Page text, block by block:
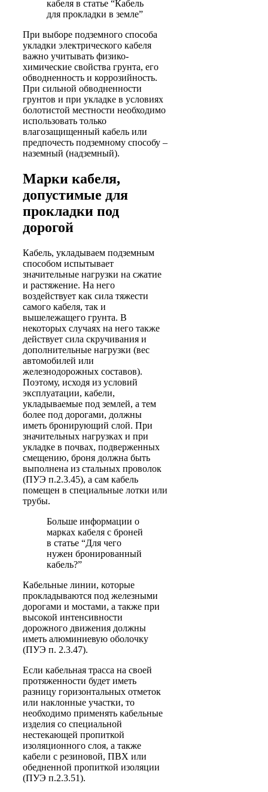
кабеля в статье “Кабель
для прокладки в земле”
При выборе подземного способа
укладки электрического кабеля
важно учитывать физико-
химические свойства грунта, его
обводненность и коррозийность.
При сильной обводненности
грунтов и при укладке в условиях
болотистой местности необходимо
использовать только
влагозащищенный кабель или
предпочесть подземному способу –
наземный (надземный).
Марки кабеля,
допустимые для
прокладки под
дорогой
Кабель, укладываем подземным
способом испытывает
значительные нагрузки на сжатие
и растяжение. На него
воздействует как сила тяжести
самого кабеля, так и
вышележащего грунта. В
некоторых случаях на него также
действует сила скручивания и
дополнительные нагрузки (вес
автомобилей или
железнодорожных составов).
Поэтому, исходя из условий
эксплуатации, кабели,
укладываемые под землей, а тем
более под дорогами, должны
иметь бронирующий слой. При
значительных нагрузках и при
укладке в почвах, подверженных
смещению, броня должна быть
выполнена из стальных проволок
(ПУЭ п.2.3.45), а сам кабель
помещен в специальные лотки или
трубы.
Больше информации о
марках кабеля с броней
в статье “Для чего
нужен бронированный
кабель?”
Кабельные линии, которые
прокладываются под железными
дорогами и мостами, а также при
высокой интенсивности
дорожного движения должны
иметь алюминиевую оболочку
(ПУЭ п. 2.3.47).
Если кабельная трасса на своей
протяженности будет иметь
разницу горизонтальных отметок
или наклонные участки, то
необходимо применять кабельные
изделия со специальной
нестекающей пропиткой
изоляционного слоя, а также
кабели с резиновой, ПВХ или
обедненной пропиткой изоляции
(ПУЭ п.2.3.51).